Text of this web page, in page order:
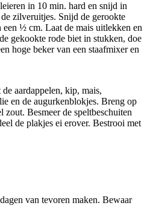
in 10 min. hard en snijd in
zilveruitjes. Snijd de gerookte
½ cm. Laat de mais uitlekken en
gekookte rode biet in stukken, doe
hoge beker van een staafmixer en
aardappelen, kip, mais,
en de augurkenblokjes. Breng op
zout. Besmeer de speltbeschuiten
de plakjes ei erover. Bestrooi met
van tevoren maken. Bewaar